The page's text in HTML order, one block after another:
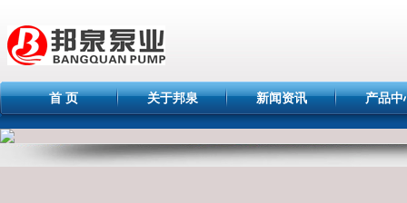
首 页 关于邦泉 新闻资讯 产品中